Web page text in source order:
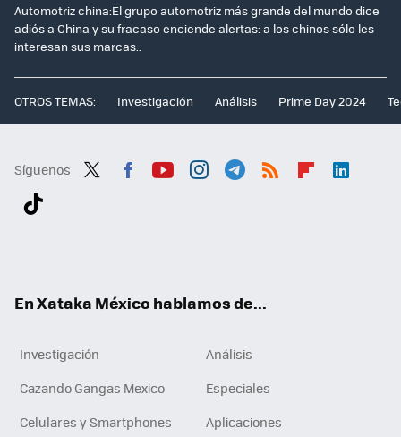
Automotriz china:El grupo automotriz más grande del mundo dice
adiós a China y su fracaso enciende alertas: a los chinos sólo les
interesan sus marcas..
OTROS TEMAS: Investigación Análisis Prime Day 2024
Síguenos
En Xataka México hablamos de...
Investigación
Análisis
Cazando Gangas Mexico
Especiales
Celulares y Smartphones
Aplicaciones